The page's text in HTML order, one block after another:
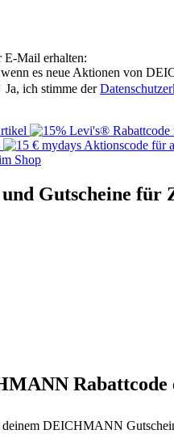
Mail erhalten:
es neue Aktionen von
Ja, ich stimme der
Gutscheine für
Rabattcode
DEICHMANN